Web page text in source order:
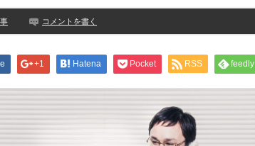
コメントを書く
+1 Hatena Pocket RSS feedly